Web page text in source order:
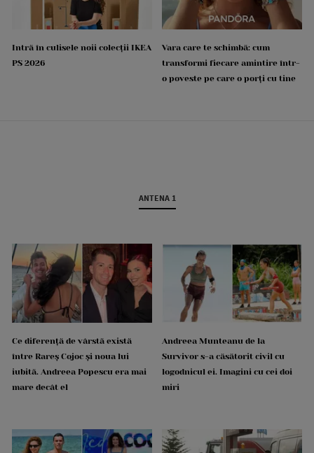
Intră în culisele noii colecții IKEA
PS 2026
Vara care te schimbă: cum
transformi fiecare amintire într-
o poveste pe care o porți cu tine
ANTENA 1
Ce diferență de vârstă există
între Rareș Cojoc și noua lui
iubită. Andreea Popescu era mai
mare decât el
Andreea Munteanu de la
Survivor s-a căsătorit civil cu
logodnicul ei. Imagini cu cei doi
miri